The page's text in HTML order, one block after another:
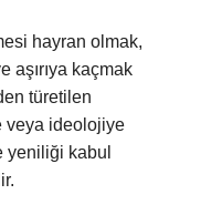
hayran olmak,
aşırıya kaçmak
türetilen
veya ideolojiye
yeniliği kabul